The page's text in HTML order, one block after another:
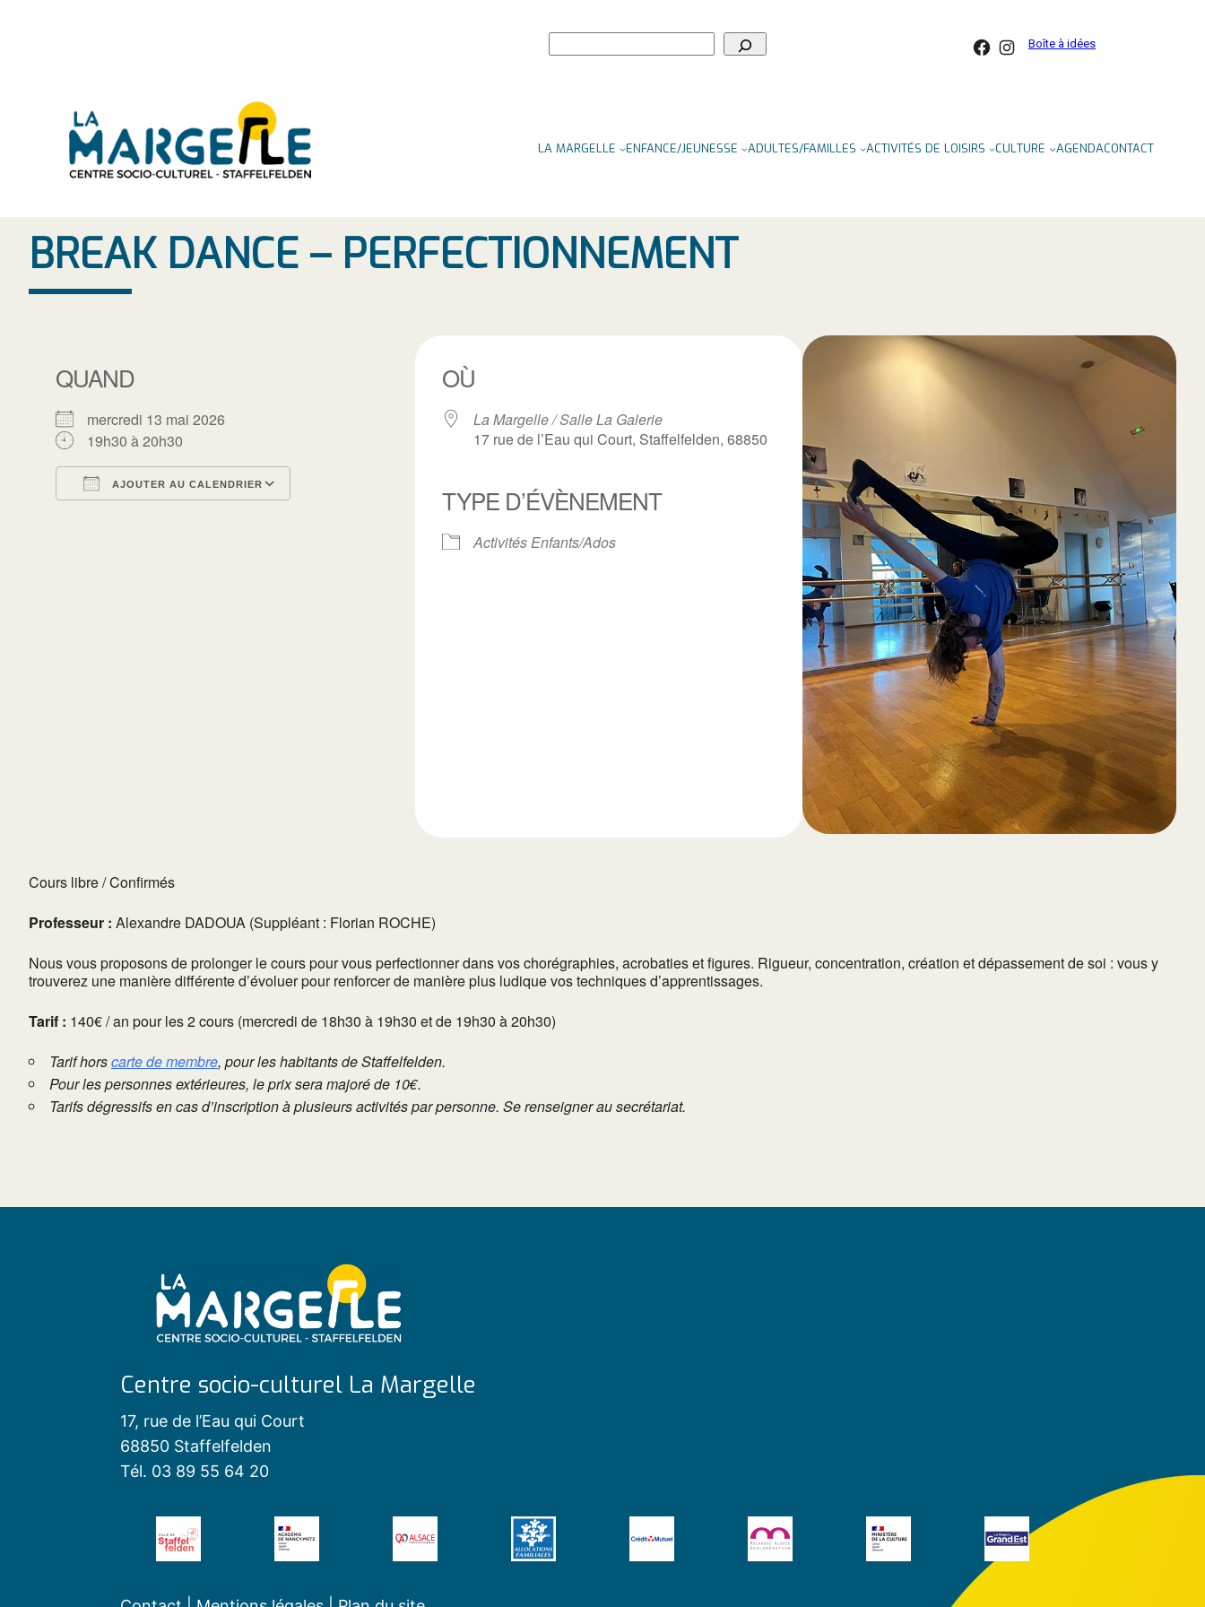
Facebook
Instagram
Boîte à idées
LA MARGELLE ENFANCE/JEUNESSE ADULTES/FAMILLES ACTIVITÉS DE LOISIRS CULTURE AGENDACONTACT
BREAK DANCE – PERFECTIONNEMENT
QUAND
mercredi 13 mai 2026
19h30 à 20h30
AJOUTER AU CALENDRIER
iCalendar Office 365 Outlook Live
OÙ
La Margelle / Salle La Galerie
17 rue de l’Eau qui Court, Staffelfelden, 68850
TYPE D’ÉVÈNEMENT
Activités Enfants/Ados
Cours libre / Confirmés
Professeur : Alexandre DADOUA (Suppléant : Florian ROCHE)
Nous vous proposons de prolonger le cours pour vous perfectionner dans vos chorégraphies, acrobaties et figures. Rigueur, concentration, création et dépassement de soi : vous y
trouverez une manière différente d’évoluer pour renforcer de manière plus ludique vos techniques d’apprentissages.
Tarif : 140€ / an pour les 2 cours (mercredi de 18h30 à 19h30 et de 19h30 à 20h30)
Tarif horscarte de membre, pour les habitants de Staffelfelden.
Pour les personnes extérieures, le prix sera majoré de 10€.
Tarifs dégressifs en cas d’inscription à plusieurs activités par personne. Se renseigner au secrétariat.
Centre socio-culturel La Margelle
17, rue de l’Eau qui Court
68850 Staffelfelden
Tél. 03 89 55 64 20